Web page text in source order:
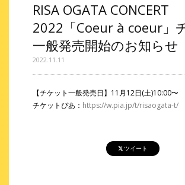
RISA OGATA CONCERT
2022「Coeur à coeur」
一般発売開始のお知らせ
2022.11.11
【チケット一般発売日】11月12日(土)10:00〜
チケットぴあ： https://w.pia.jp/t/risaogata-t/
ツイート